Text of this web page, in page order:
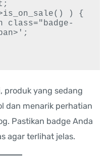
produk yang sedang
dan menarik perhatian
Pastikan badge Anda
agar terlihat jelas.